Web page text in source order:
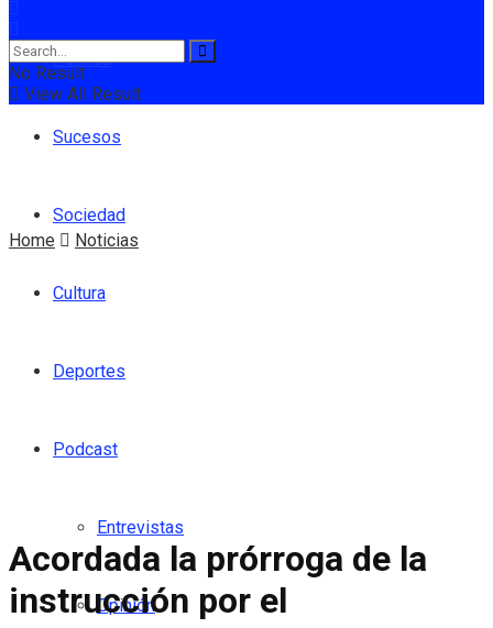
Política
Sucesos
Sociedad
Cultura
Deportes
Podcast
Entrevistas
Opinión
No Result
View All Result
Home Noticias
Acordada la prórroga de la
instrucción por el